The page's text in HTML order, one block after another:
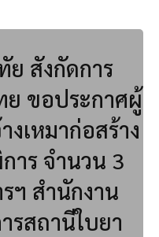
ย สังกัดการ
ย ขอประกาศผู้
งเหมาก่อสร้าง
าร จำนวน 3
ฯ สำนักงาน
รสถานีใบยา